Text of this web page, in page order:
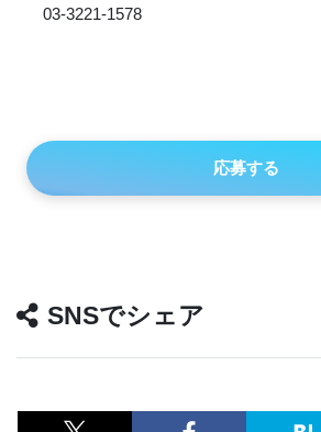
03-3221-1578
応募する
SNSでシェア